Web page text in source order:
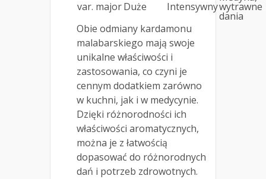
var. majorDuże Intensywnywytrawne
dania
Obie odmiany kardamonu
malabarskiego mają swoje
unikalne właściwości i
zastosowania, co czyni je
cennym dodatkiem zarówno
w kuchni, jak i w medycynie.
Dzięki różnorodności ich
właściwości aromatycznych,
można je z łatwością
dopasować do różnorodnych
dań i potrzeb zdrowotnych.